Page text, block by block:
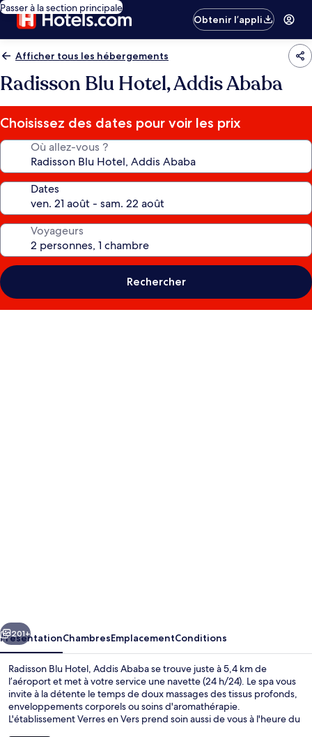
Passer à la section principale
Obtenir l’appli
Afficher tous les hébergements
Radisson Blu Hotel, Addis Ababa
Choisissez des dates pour voir les prix
Où allez-vous ?
Dates
Voyageurs
Rechercher
Ababa
Suivant
201+
PrésentationChambresEmplacementConditions
Radisson Blu Hotel, Addis Ababa se trouve juste à 5,4 km de
l’aéroport et met à votre service une navette (24 h/24). Le spa vous
invite à la détente le temps de doux massages des tissus profonds,
enveloppements corporels ou soins d'aromathérapie.
L'établissement Verres en Vers prend soin aussi de vous à l'heure du